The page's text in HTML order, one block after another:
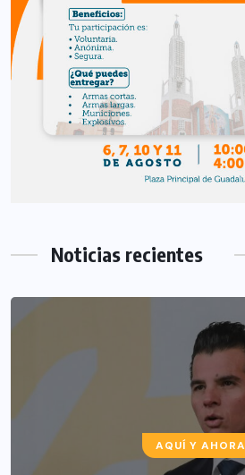
Noticias recientes
AQUÍ Y AHORA